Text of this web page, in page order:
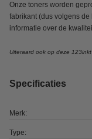
Onze toners worden
fabrikant (dus volgens
informatie over de
Uiteraard ook op deze
Specificaties
Merk:
Type: